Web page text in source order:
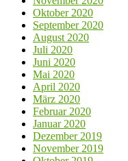
Oktober 2020
September 2020
August 2020
Juli 2020
Juni 2020
Mai 2020
April 2020
März 2020
Februar 2020
Januar 2020
Dezember 2019
November 2019